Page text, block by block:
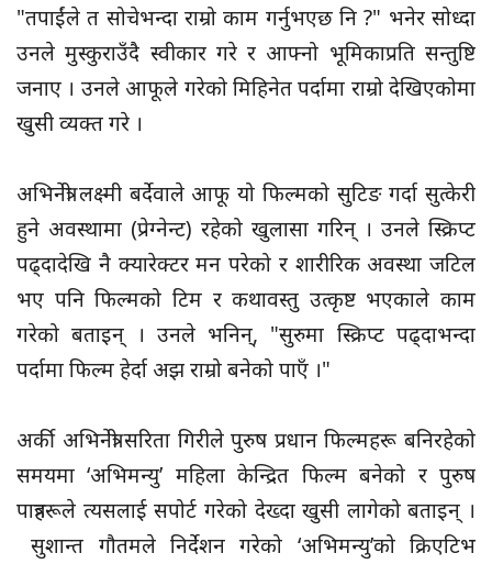
"तपाईंले त सोचेभन्दा राम्रो काम गर्नुभएछ नि ?" भनेर सोध्दा
उनले मुस्कुराउँदै स्वीकार गरे र आफ्नो भूमिकाप्रति सन्तुष्टि
जनाए । उनले आफूले गरेको मिहिनेत पर्दामा राम्रो देखिएकोमा
खुसी व्यक्त गरे ।
अभिनेत्री लक्ष्मी बर्देवाले आफू यो फिल्मको सुटिङ गर्दा सुत्केरी
हुने अवस्थामा (प्रेग्नेन्ट) रहेको खुलासा गरिन् । उनले स्क्रिप्ट
पढ्दादेखि नै क्यारेक्टर मन परेको र शारीरिक अवस्था जटिल
भए पनि फिल्मको टिम र कथावस्तु उत्कृष्ट भएकाले काम
गरेको बताइन् । उनले भनिन्, "सुरुमा स्क्रिप्ट पढ्दाभन्दा
पर्दामा फिल्म हेर्दा अझ राम्रो बनेको पाएँ ।"
अर्की अभिनेत्री सरिता गिरीले पुरुष प्रधान फिल्महरू बनिरहेको
समयमा ‘अभिमन्यु’ महिला केन्द्रित फिल्म बनेको र पुरुष
पात्रहरूले त्यसलाई सपोर्ट गरेको देख्दा खुसी लागेको बताइन् ।
सुशान्त गौतमले निर्देशन गरेको ‘अभिमन्यु’को क्रिएटिभ